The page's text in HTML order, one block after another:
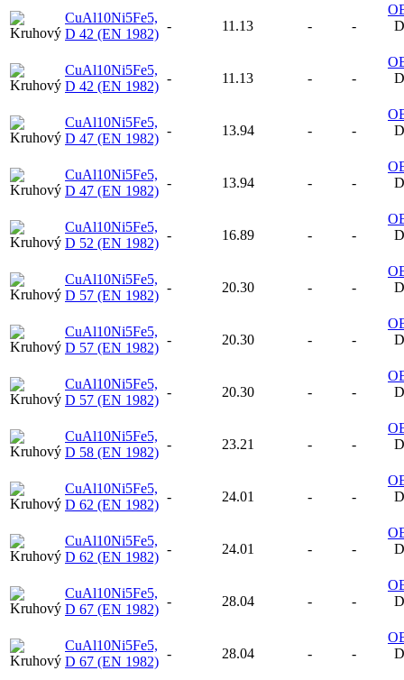
CuAl10Ni5Fe5,
D 42 (EN 1982)
- 11.13 - -
CuAl10Ni5Fe5,
D 42 (EN 1982)
- 11.13 - -
CuAl10Ni5Fe5,
D 47 (EN 1982)
- 13.94 - -
CuAl10Ni5Fe5,
D 47 (EN 1982)
- 13.94 - -
CuAl10Ni5Fe5,
D 52 (EN 1982)
- 16.89 - -
CuAl10Ni5Fe5,
D 57 (EN 1982)
- 20.30 - -
CuAl10Ni5Fe5,
D 57 (EN 1982)
- 20.30 - -
CuAl10Ni5Fe5,
D 57 (EN 1982)
- 20.30 - -
CuAl10Ni5Fe5,
D 58 (EN 1982)
- 23.21 - -
CuAl10Ni5Fe5,
D 62 (EN 1982)
- 24.01 - -
CuAl10Ni5Fe5,
D 62 (EN 1982)
- 24.01 - -
CuAl10Ni5Fe5,
D 67 (EN 1982)
- 28.04 - -
CuAl10Ni5Fe5,
D 67 (EN 1982)
- 28.04 - -